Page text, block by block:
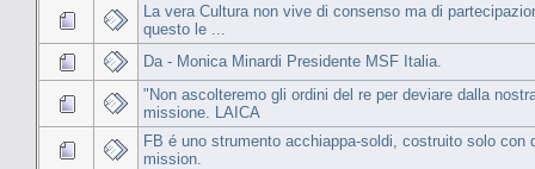
La vera Cultura non vive di consenso ma di
questo le ...
Da - Monica Minardi Presidente MSF Italia.
"Non ascolteremo gli ordini del re per deviare dalla
missione. LAICA
FB é uno strumento acchiappa-soldi, costruito solo con
mission.